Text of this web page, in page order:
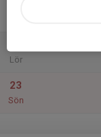
Lör
23
Sön